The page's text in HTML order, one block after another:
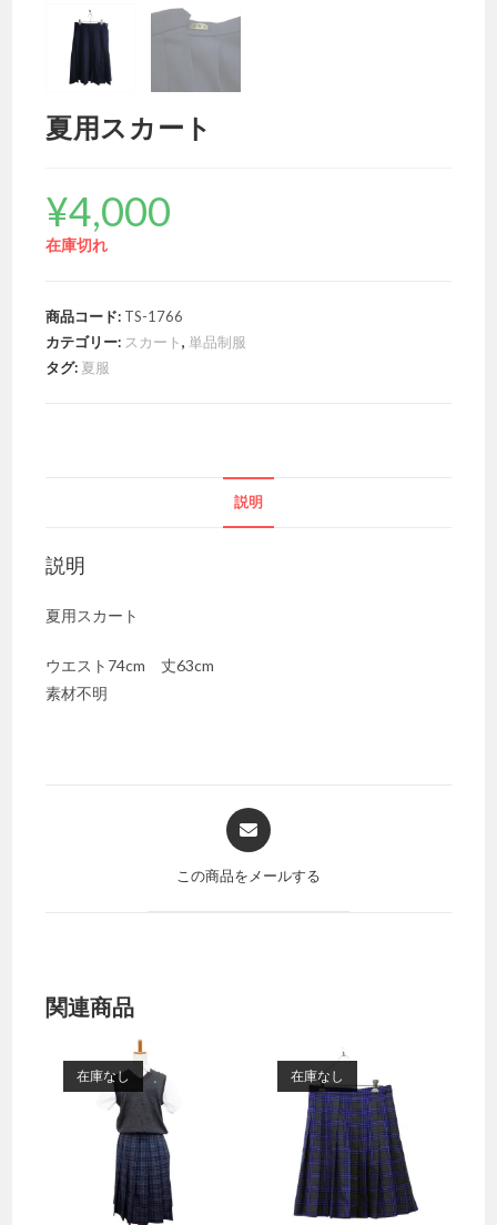
夏用スカート
¥4,000
在庫切れ
商品コード: TS-1766
カテゴリー: スカート, 単品制服
タグ: 夏服
説明
説明
夏用スカート
ウエスト74cm 丈63cm
素材不明
Opens
in
a
new
この商品をメールする
関連商品
在庫なし 在庫なし